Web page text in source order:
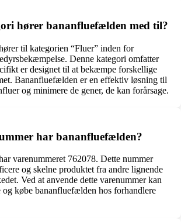
hører bananfluefælden med til?
til kategorien “Fluer” inden for
Denne kategori omfatter
er designet til at bekæmpe forskellige
Bananfluefælden er en effektiv løsning til
og minimere de gener, de kan forårsage.
har bananfluefælden?
varenummeret 762078. Dette nummer
og skelne produktet fra andre lignende
Ved at anvende dette varenummer kan
købe bananfluefælden hos forhandlere